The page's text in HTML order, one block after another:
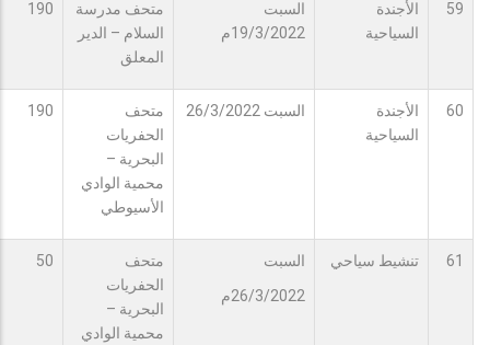
59
الأجندة
السياحية
السبت
19/3/2022م
متحف مدرسة
السلام – الدير
المعلق
190
60
الأجندة
السياحية
السبت 26/3/2022
متحف
الحفريات
البحرية –
محمية الوادي
الأسيوطي
190
61 تنشيط سياحي
السبت
26/3/2022م
متحف
الحفريات
البحرية –
محمية الوادي
50